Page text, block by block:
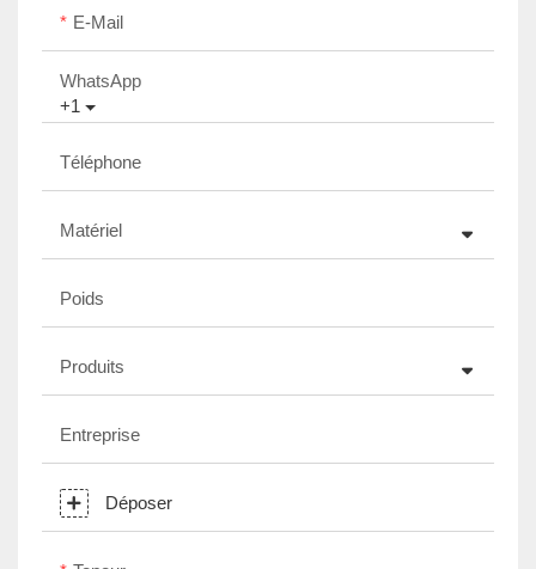
E-Mail
+1
WhatsApp
Téléphone
Matériel
Poids
Produits
Entreprise
Déposer